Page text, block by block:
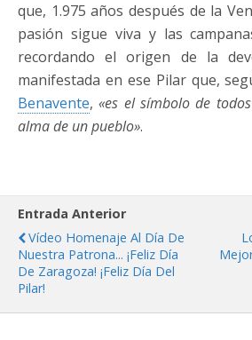
que, 1.975 años después de la
pasión sigue viva y las
recordando el origen de la
manifestada en ese Pilar que,
Benavente,«es el símbolo de
alma de un pueblo».
Entrada Anterior
Vídeo Homenaje Al Día De
Nuestra Patrona... ¡Feliz Día
De Zaragoza! ¡Feliz Día Del
Pilar!